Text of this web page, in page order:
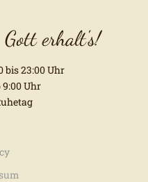
erhalt's!
bis 23:00 Uhr
Uhr